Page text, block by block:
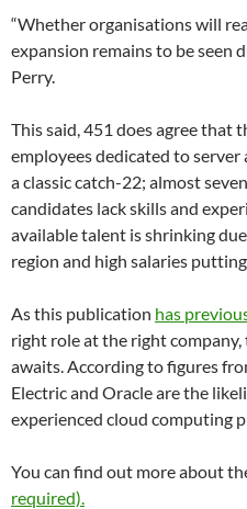
“Whether organisations will
expansion remains to be seen
Perry.
This said, 451 does agree
employees dedicated to
a classic catch-22; almost
candidates lack skills and
available talent is shrinking
region and high salaries
As this publication has
right role at the right
awaits. According to figures
Electric and Oracle are the
experienced cloud computing
You can find out more about
required).